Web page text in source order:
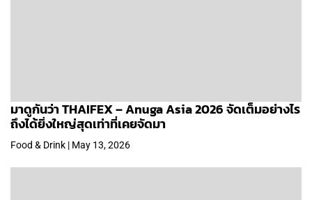
มาดูกันว่า THAIFEX – Anuga Asia 2026 จัดเต็มอย่างไร
ถึงได้ยิ่งใหญ่สุดเท่าที่เคยจัดมา
Food & Drink | May 13, 2026